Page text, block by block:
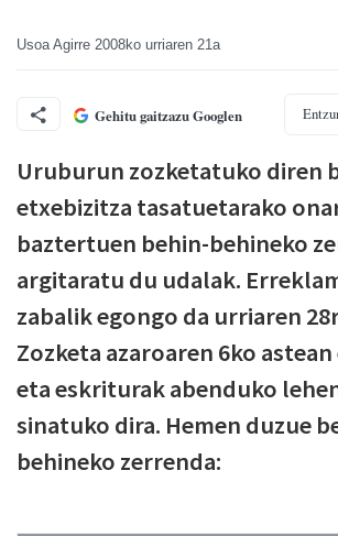
Usoa Agirre 2008ko urriaren 21a
Gehitu gaitzazu Googlen
Uruburun zozketatuko diren
etxebizitza tasatuetarako
baztertuen behin-behineko
argitaratu du udalak.
zabalik egongo da urriaren
Zozketa azaroaren 6ko
eta eskriturak abenduko
sinatuko dira. Hemen duzue
behineko zerrenda: